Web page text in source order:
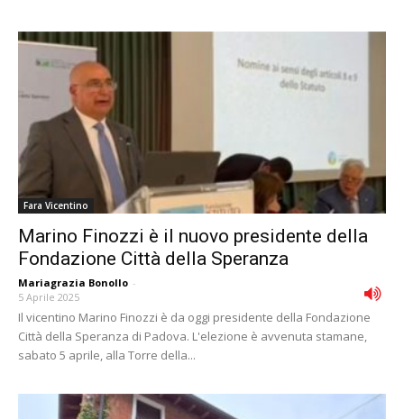
Fara Vicentino
Marino Finozzi è il nuovo presidente della
Fondazione Città della Speranza
Mariagrazia Bonollo -
5 Aprile 2025
Il vicentino Marino Finozzi è da oggi presidente della Fondazione
Città della Speranza di Padova. L'elezione è avvenuta stamane,
sabato 5 aprile, alla Torre della...